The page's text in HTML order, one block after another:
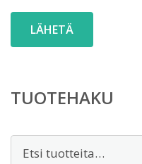
TUOTEHAKU